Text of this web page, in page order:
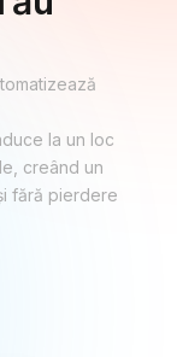
la un loc
creând un
fără pierdere